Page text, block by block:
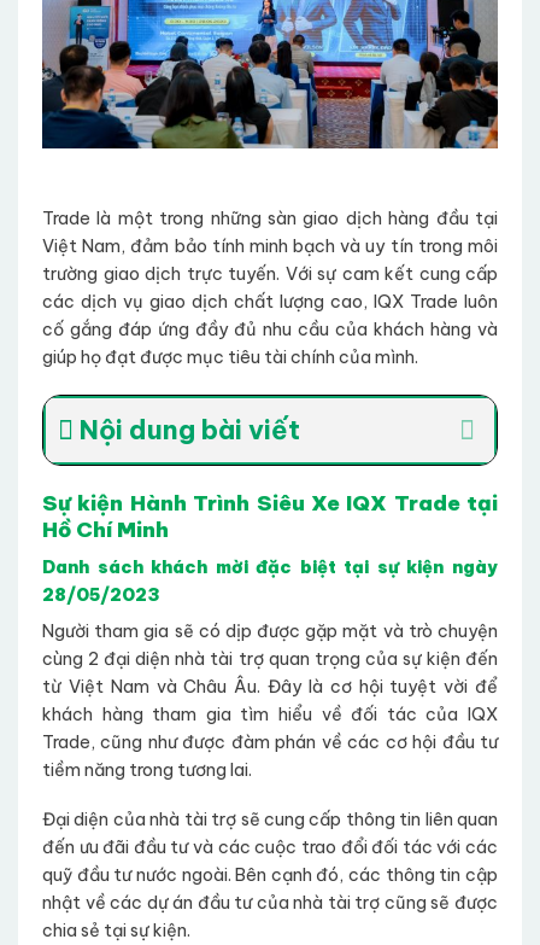
Trade là một trong những sàn giao dịch hàng đầu tại
Việt Nam, đảm bảo tính minh bạch và uy tín trong môi
trường giao dịch trực tuyến. Với sự cam kết cung cấp
các dịch vụ giao dịch chất lượng cao, IQX Trade luôn
cố gắng đáp ứng đầy đủ nhu cầu của khách hàng và
giúp họ đạt được mục tiêu tài chính của mình.
Nội dung bài viết
Sự kiện Hành Trình Siêu Xe IQX Trade tại
Hồ Chí Minh
Danh sách khách mời đặc biệt tại sự kiện ngày
28/05/2023
Người tham gia sẽ có dịp được gặp mặt và trò chuyện
cùng 2 đại diện nhà tài trợ quan trọng của sự kiện đến
từ Việt Nam và Châu Âu. Đây là cơ hội tuyệt vời để
khách hàng tham gia tìm hiểu về đối tác của IQX
Trade, cũng như được đàm phán về các cơ hội đầu tư
tiềm năng trong tương lai.
Đại diện của nhà tài trợ sẽ cung cấp thông tin liên quan
đến ưu đãi đầu tư và các cuộc trao đổi đối tác với các
quỹ đầu tư nước ngoài. Bên cạnh đó, các thông tin cập
nhật về các dự án đầu tư của nhà tài trợ cũng sẽ được
chia sẻ tại sự kiện.